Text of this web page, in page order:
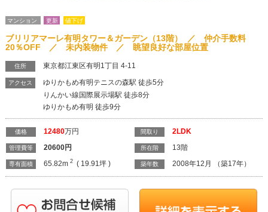
マンション 更新 値下げ
ブリリアマーレ有明タワー＆ガーデン（13階） ／ 仲介手数料
20％OFF ／ 未内装物件 ／ 眺望良好な部屋位置
住所 東京都江東区有明1丁目 4-11
アクセス
ゆりかもめ有明テニスの森駅 徒歩5分
りんかい線国際展示場駅 徒歩8分
ゆりかもめ有明 徒歩9分
価格 12480万円
管理費等 20600円
専有面積 65.82m2 ( 19.91坪 )
間取り 2LDK
所在階 13階
築年数 2008年12月 （築17年）